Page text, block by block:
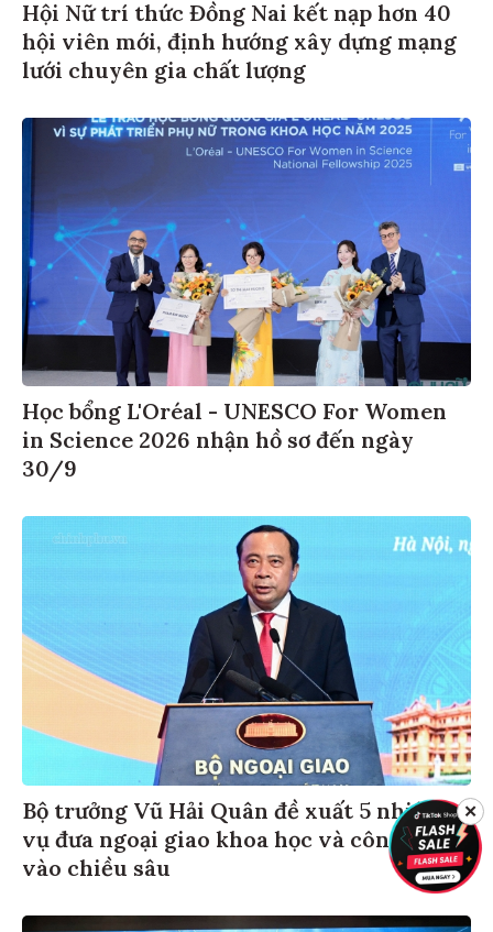
Hội Nữ trí thức Đồng Nai kết nạp hơn 40
hội viên mới, định hướng xây dựng mạng
lưới chuyên gia chất lượng
Học bổng L'Oréal - UNESCO For Women
in Science 2026 nhận hồ sơ đến ngày
30/9
Bộ trưởng Vũ Hải Quân đề xuất 5 nhiệm
vụ đưa ngoại giao khoa học và công nghệ
vào chiều sâu
✕